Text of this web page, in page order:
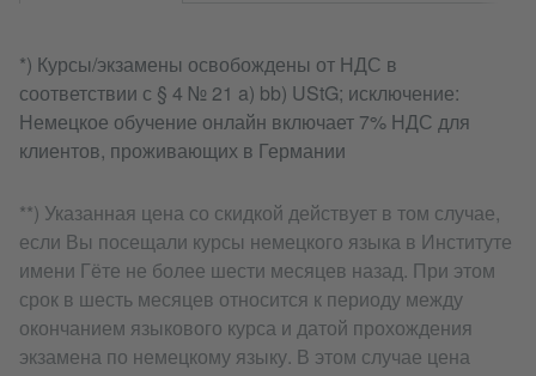
*) Курсы/экзамены освобождены от НДС в
соответствии с § 4 № 21 a) bb) UStG; исключение:
Немецкое обучение онлайн включает 7% НДС для
клиентов, проживающих в Германии
**) Указанная цена со скидкой действует в том случае,
если Вы посещали курсы немецкого языка в Институте
имени Гёте не более шести месяцев назад. При этом
срок в шесть месяцев относится к периоду между
окончанием языкового курса и датой прохождения
экзамена по немецкому языку. В этом случае цена